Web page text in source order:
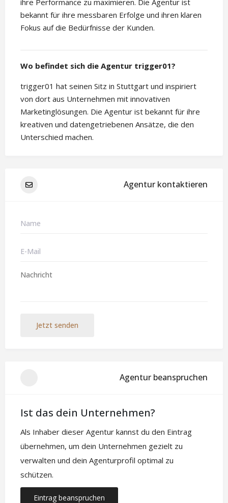
bekannt für ihre messbaren Erfolge und ihren klaren
Fokus auf die Bedürfnisse der Kunden.
Wo befindet sich die Agentur trigger01?
trigger01 hat seinen Sitz in Stuttgart und inspiriert
von dort aus Unternehmen mit innovativen
Marketinglösungen. Die Agentur ist bekannt für ihre
kreativen und datengetriebenen Ansätze, die den
Unterschied machen.
Agentur kontaktieren
Jetzt senden
Agentur beanspruchen
Ist das dein Unternehmen?
Als Inhaber dieser Agentur kannst du den Eintrag
übernehmen, um dein Unternehmen gezielt zu
verwalten und dein Agenturprofil optimal zu
schützen.
Eintrag beanspruchen